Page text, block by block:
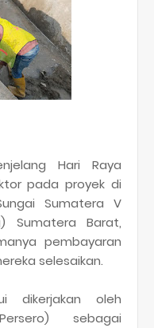
Hari Raya
pada proyek di
Sumatera V
Sumatera Barat,
pembayaran
selesaikan.
dikerjakan oleh
sebagai